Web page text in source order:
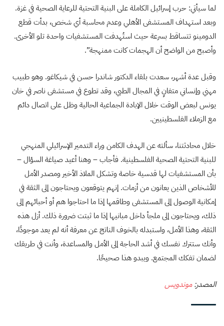
لما سيأتي: حرب إسرائيل الكاملة على البنية التحتية للرعاية الصحية في غزة.
وبعد استهداف المستشفى الأهلي وعدم محاسبة أي شخص، بدأت قطع
الدومينو تتساقط بسرعة حيث استُهدفت المستشفيات واحدة تلو الأخرى.
وأصبح من الواضح أن الهجمات كانت ممنهجة”.
وقبل عدة أشهر، سعدت بلقاء الدكتور شاندرا حسن في شيكاغو. وهو طبيب
مهني وإنساني متفانٍ في المجال الطبي، وقد تطوع في مستشفى ناصر في خان
يونس لبعض الوقت خلال الإبادة الجماعية الحالية وظل على اتصال دائم
مع الزملاء الفلسطينيين.
خلال محادثتنا، سألته عن الهدف الكامن وراء التدمير الإسرائيلي المنهجي
للبنية التحتية الصحية الفلسطينية. فأجاب – وهنا أعيد صياغة السؤال –
بأن المستشفيات لها قدسية خاصة وتشكل الملاذ الأخير ومصدر الأمل
للأشخاص الذين يعانون من أزمات. إنهم يتوقعون ويحتاجون إلى الثقة في
إمكانية الوصول إلى المستشفى وطاقمها إذا ما احتاجوا هم أو أحبائهم إلى
ذلك، ويحتاجون إلى ملجأ داخل مبانيها إذا ما ثبتت ضرورة ذلك. أزل هذه
الثقة، وهذا الأمل، واستبدله بالخوف الناتج عن معرفة أنه لم يعد موجودًا،
وأنك ستترك نفسك في أشد الحاجة إلى الأمل والمساعدة، وأنت في طريقك
لضمان تفكك المجتمع. ويبدو هذا صحيحًا.
المصدر:موندويس